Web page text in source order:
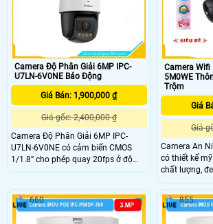
Camera Độ Phân Giải 6MP IPC-
U7LN-6V0NE Báo Động
Giá Bán: 1,900,000 ₫
Giá gốc: 2,400,000 ₫
Camera Độ Phân Giải 6MP IPC-
U7LN-6V0NE có cảm biến CMOS
1/1.8” cho phép quay 20fps ở độ
phân giải 3200×1800 ống kính
trợ quay quét ngang 0-340° dọc 0-
90° LED ấm ban đêm ánh sáng màu
tầm xa 30m tích hợp mic loa đàm
Camera Wifi
5M0WE Thông Minh Ip Chống
Trộm
Giá
Giá
Camera An
có thiết kế
chất lượng,
với độ phân
phẩm sử
IP Wifi, giúp
thanh qua
660 855